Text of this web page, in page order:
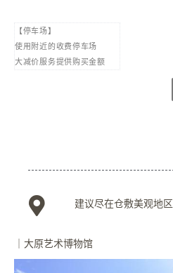
【停车场】
使用附近的收费停车场
大减价服务提供购买金额
建议尽在仓敷美观地区
｜大原艺术博物馆